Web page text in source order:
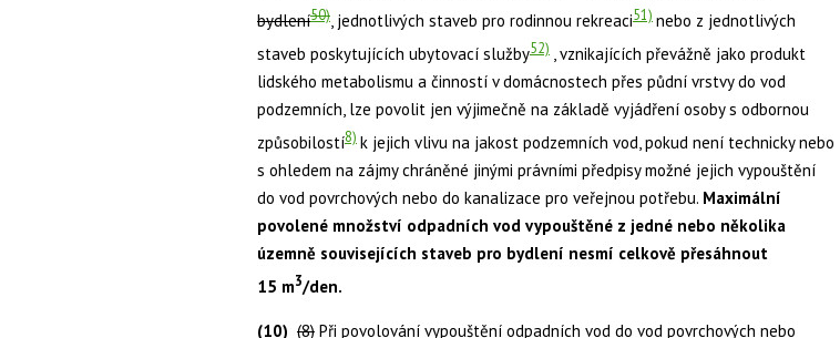
bydlení50) , jednotlivých staveb pro rodinnou rekreaci51) nebo z jednotlivých
staveb poskytujících ubytovací služby52)
, vznikajících převážně jako produkt
lidského metabolismu a činností v domácnostech přes půdní vrstvy do vod
podzemních, lze povolit jen výjimečně na základě vyjádření osoby s odbornou
způsobilostí8) k jejich vlivu na jakost podzemních vod, pokud není technicky nebo
s ohledem na zájmy chráněné jinými právními předpisy možné jejich vypouštění
do vod povrchových nebo do kanalizace pro veřejnou potřebu. Maximální
povolené množství odpadních vod vypouštěné z jedné nebo několika
územně souvisejících staveb pro bydlení nesmí celkově přesáhnout
15 m3/den.
(10) (8) Při povolování vypouštění odpadních vod do vod povrchových nebo